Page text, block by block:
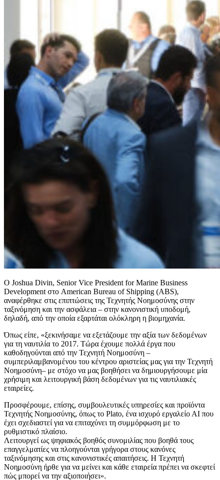
Ο Joshua Divin, Senior Vice President for Marine Business
Development στο American Bureau of Shipping (ABS),
αναφέρθηκε στις επιπτώσεις της Τεχνητής Νοημοσύνης στην
ταξινόμηση και την ασφάλεια – στην κανονιστική υποδομή,
δηλαδή, από την οποία εξαρτάται ολόκληρη η βιομηχανία.
Όπως είπε, «ξεκινήσαμε να εξετάζουμε την αξία των δεδομένων
για τη ναυτιλία το 2017. Τώρα έχουμε πολλά έργα που
καθοδηγούνται από την Τεχνητή Νοημοσύνη –
συμπεριλαμβανομένου του κέντρου αριστείας μας για την Τεχνητή
Νοημοσύνη– με στόχο να μας βοηθήσει να δημιουργήσουμε μία
χρήσιμη και λειτουργική βάση δεδομένων για τις ναυτιλιακές
εταιρείες.
Προσφέρουμε, επίσης, συμβουλευτικές υπηρεσίες και προϊόντα
Τεχνητής Νοημοσύνης, όπως το Plato, ένα ισχυρό εργαλείο ΑΙ που
έχει σχεδιαστεί για να επιταχύνει τη συμμόρφωση με το
ρυθμιστικό πλαίσιο.
Λειτουργεί ως ψηφιακός βοηθός συνομιλίας που βοηθά τους
επαγγελματίες να πλοηγούνται γρήγορα στους κανόνες
ταξινόμησης και στις κανονιστικές απαιτήσεις. Η Τεχνητή
Νοημοσύνη ήρθε για να μείνει και κάθε εταιρεία πρέπει να σκεφτεί
πώς μπορεί να την αξιοποιήσει».